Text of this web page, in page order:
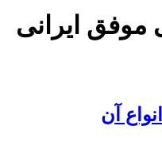
موفق ایرانی
آن